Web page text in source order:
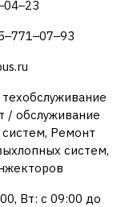
/ обслуживание
Ремонт
систем,
Вт: с 09:00 до